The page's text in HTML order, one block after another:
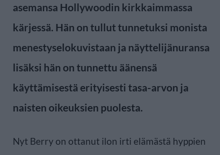
asemansa Hollywoodin kirkkaimmassa
kärjessä. Hän on tullut tunnetuksi monista
menestyselokuvistaan ja näyttelijänuransa
lisäksi hän on tunnettu äänensä
käyttämisestä erityisesti tasa-arvon ja
naisten oikeuksien puolesta.
Nyt Berry on ottanut ilon irti elämästä hyppien